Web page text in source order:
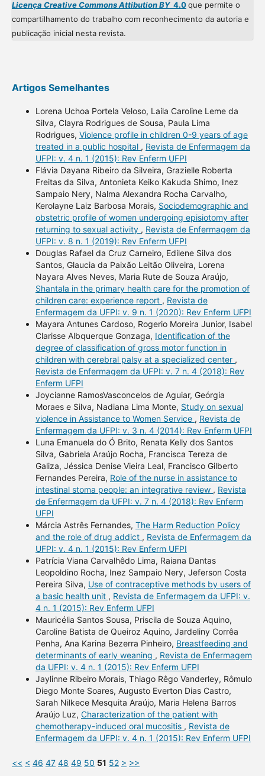
Licença Creative Commons Attibution BY4.0que permite o
compartilhamento do trabalho com reconhecimento da autoria e
publicação inicial nesta revista.
Artigos Semelhantes
Lorena Uchoa Portela Veloso, Laila Caroline Leme da
Silva, Clayra Rodrigues de Sousa, Paula Lima
Rodrigues, Violence profile in children 0-9 years of age
treated in a public hospital , Revista de Enfermagem da
UFPI: v. 4 n. 1 (2015): Rev Enferm UFPI
Flávia Dayana Ribeiro da Silveira, Grazielle Roberta
Freitas da Silva, Antonieta Keiko Kakuda Shimo, Inez
Sampaio Nery, Nalma Alexandra Rocha Carvalho,
Kerolayne Laiz Barbosa Morais, Sociodemographic and
obstetric profile of women undergoing episiotomy after
returning to sexual activity , Revista de Enfermagem da
UFPI: v. 8 n. 1 (2019): Rev Enferm UFPI
Douglas Rafael da Cruz Carneiro, Edilene Silva dos
Santos, Glaucia da Paixão Leitão Oliveira, Lorena
Nayara Alves Neves, Maria Rute de Souza Araújo,
Shantala in the primary health care for the promotion of
children care: experience report , Revista de
Enfermagem da UFPI: v. 9 n. 1 (2020): Rev Enferm UFPI
Mayara Antunes Cardoso, Rogerio Moreira Junior, Isabel
Clarisse Albquerque Gonzaga, Identification of the
degree of classification of gross motor function in
children with cerebral palsy at a specialized center ,
Revista de Enfermagem da UFPI: v. 7 n. 4 (2018): Rev
Enferm UFPI
Joycianne RamosVasconcelos de Aguiar, Geórgia
Moraes e Silva, Nadiana Lima Monte, Study on sexual
violence in Assistance to Women Service , Revista de
Enfermagem da UFPI: v. 3 n. 4 (2014): Rev Enferm UFPI
Luna Emanuela do Ó Brito, Renata Kelly dos Santos
Silva, Gabriela Araújo Rocha, Francisca Tereza de
Galiza, Jéssica Denise Vieira Leal, Francisco Gilberto
Fernandes Pereira, Role of the nurse in assistance to
intestinal stoma people: an integrative review , Revista
de Enfermagem da UFPI: v. 7 n. 4 (2018): Rev Enferm
UFPI
Márcia Astrês Fernandes, The Harm Reduction Policy
and the role of drug addict , Revista de Enfermagem da
UFPI: v. 4 n. 1 (2015): Rev Enferm UFPI
Patrícia Viana Carvalhêdo Lima, Raiana Dantas
Leopoldino Rocha, Inez Sampaio Nery, Jeferson Costa
Pereira Silva, Use of contraceptive methods by users of
a basic health unit , Revista de Enfermagem da UFPI: v.
4 n. 1 (2015): Rev Enferm UFPI
Mauricélia Santos Sousa, Priscila de Souza Aquino,
Caroline Batista de Queiroz Aquino, Jardeliny Corrêa
Penha, Ana Karina Bezerra Pinheiro, Breastfeeding and
determinants of early weaning , Revista de Enfermagem
da UFPI: v. 4 n. 1 (2015): Rev Enferm UFPI
Jaylinne Ribeiro Morais, Thiago Rêgo Vanderley, Rômulo
Diego Monte Soares, Augusto Everton Dias Castro,
Sarah Nilkece Mesquita Araújo, Maria Helena Barros
Araújo Luz, Characterization of the patient with
chemotherapy-induced oral mucositis , Revista de
Enfermagem da UFPI: v. 4 n. 1 (2015): Rev Enferm UFPI
<< < 46 47 48 49 50 51 52 > >>